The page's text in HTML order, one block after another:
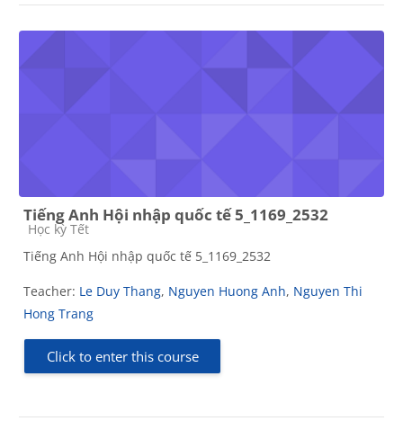
Tiếng Anh Hội nhập quốc tế 5_1169_2532
Course category
Học kỳ Tết
Tiếng Anh Hội nhập quốc tế 5_1169_2532
Teacher: Le Duy Thang, Nguyen Huong Anh, Nguyen Thi
Hong Trang
Click to enter this course